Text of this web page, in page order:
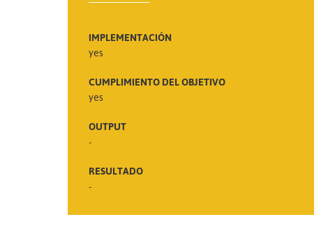
IMPLEMENTACIÓN
yes
CUMPLIMIENTO DEL OBJETIVO
yes
OUTPUT
-
RESULTADO
-